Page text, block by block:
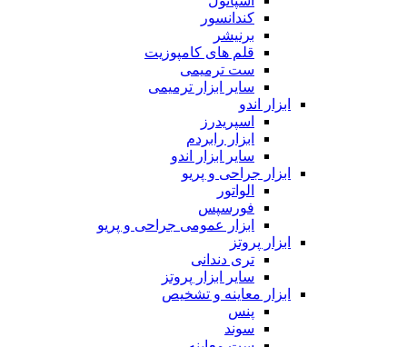
کندانسور
برنیشر
قلم های کامپوزیت
ست ترمیمی
سایر ابزار ترمیمی
ابزار اندو
اسپریدرز
ابزار رابردم
سایر ابزار اندو
ابزار جراحی و پریو
الواتور
فورسپس
ابزار عمومی جراحی و پریو
ابزار پروتز
تری دندانی
سایر ابزار پروتز
ابزار معاینه و تشخیص
پنس
سوند